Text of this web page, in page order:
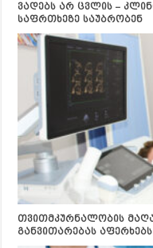
ვადებს არ ცვლის –
საფრთხეზე საუბრობენ
თვითმკურნალობის
განვითარებას